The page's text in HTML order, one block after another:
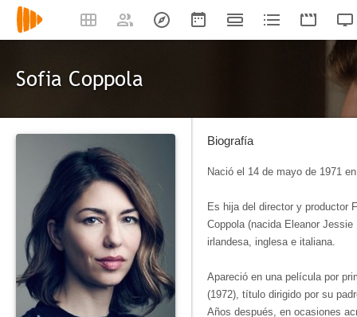
Sofia Coppola
Biografía
Nació el 14 de mayo de 1971
Es hija del director y productor
Coppola (nacida Eleanor
irlandesa, inglesa e italiana.
Apareció en una película por
(1972), título dirigido por su
Años después, en ocasiones